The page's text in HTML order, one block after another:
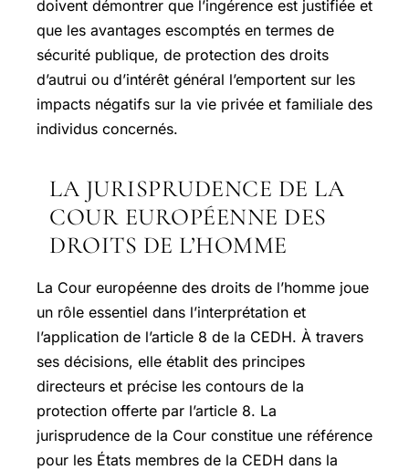
doivent démontrer que l’ingérence est justifiée et
que les avantages escomptés en termes de
sécurité publique, de protection des droits
d’autrui ou d’intérêt général l’emportent sur les
impacts négatifs sur la vie privée et familiale des
individus concernés.
LA JURISPRUDENCE DE LA
COUR EUROPÉENNE DES
DROITS DE L’HOMME
La Cour européenne des droits de l’homme joue
un rôle essentiel dans l’interprétation et
l’application de l’article 8 de la CEDH. À travers
ses décisions, elle établit des principes
directeurs et précise les contours de la
protection offerte par l’article 8. La
jurisprudence de la Cour constitue une référence
pour les États membres de la CEDH dans la